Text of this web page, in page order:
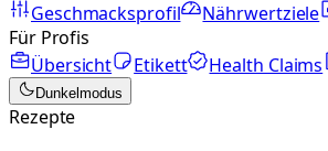
Geschmacksprofil
Nährwertziele
Für Profis
Übersicht
Etikett Health Claims
Dunkelmodus
Rezepte